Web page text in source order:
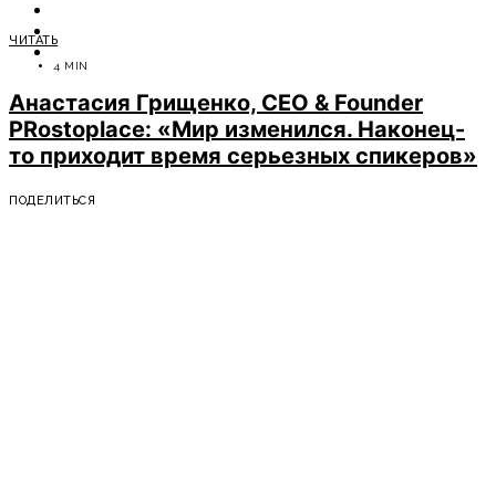
ЧИТАТЬ
4 MIN
Анастасия Грищенко, CEO & Founder
PRostoplace: «Мир изменился. Наконец-
то приходит время серьезных спикеров»
ПОДЕЛИТЬСЯ